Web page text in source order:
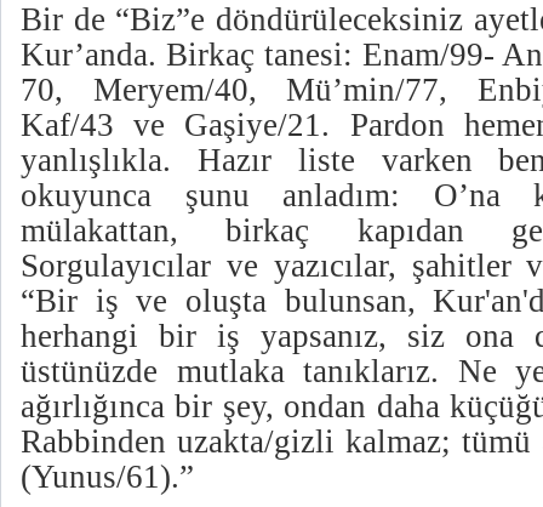
Bir de “Biz”e döndürüleceksiniz
Kur’anda. Birkaç tanesi: Enam/99-
70, Meryem/40, Mü’min/77,
Kaf/43 ve Gaşiye/21. Pardon
yanlışlıkla. Hazır liste varken
okuyunca şunu anladım: O’na
mülakattan, birkaç kapıdan
Sorgulayıcılar ve yazıcılar, şahitler
“Bir iş ve oluşta bulunsan,
herhangi bir iş yapsanız, siz ona
üstünüzde mutlaka tanıklarız. Ne
ağırlığınca bir şey, ondan daha
Rabbinden uzakta/gizli kalmaz; tümü
(Yunus/61).”